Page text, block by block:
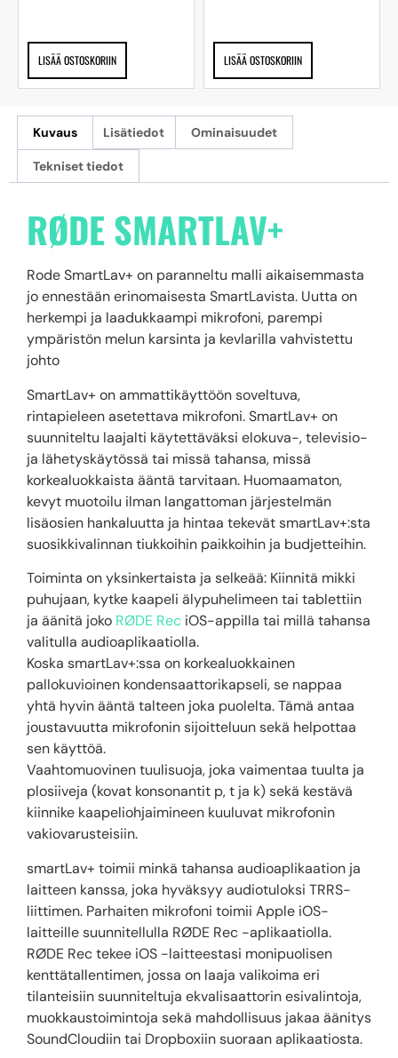
LISÄÄ OSTOSKORIIN LISÄÄ OSTOSKORIIN
Kuvaus Lisätiedot Ominaisuudet
Tekniset tiedot
RØDE SMARTLAV+
Rode SmartLav+ on paranneltu malli aikaisemmasta
jo ennestään erinomaisesta SmartLavista. Uutta on
herkempi ja laadukkaampi mikrofoni, parempi
ympäristön melun karsinta ja kevlarilla vahvistettu
johto
SmartLav+ on ammattikäyttöön soveltuva,
rintapieleen asetettava mikrofoni. SmartLav+ on
suunniteltu laajalti käytettäväksi elokuva-, televisio-
ja lähetyskäytössä tai missä tahansa, missä
korkealuokkaista ääntä tarvitaan. Huomaamaton,
kevyt muotoilu ilman langattoman järjestelmän
lisäosien hankaluutta ja hintaa tekevät smartLav+:sta
suosikkivalinnan tiukkoihin paikkoihin ja budjetteihin.
Toiminta on yksinkertaista ja selkeää: Kiinnitä mikki
puhujaan, kytke kaapeli älypuhelimeen tai tablettiin
ja äänitä joko RØDE Rec iOS-appilla tai millä tahansa
valitulla audioaplikaatiolla.
Koska smartLav+:ssa on korkealuokkainen
pallokuvioinen kondensaattorikapseli, se nappaa
yhtä hyvin ääntä talteen joka puolelta. Tämä antaa
joustavuutta mikrofonin sijoitteluun sekä helpottaa
sen käyttöä.
Vaahtomuovinen tuulisuoja, joka vaimentaa tuulta ja
plosiiveja (kovat konsonantit p, t ja k) sekä kestävä
kiinnike kaapeliohjaimineen kuuluvat mikrofonin
vakiovarusteisiin.
smartLav+ toimii minkä tahansa audioaplikaation ja
laitteen kanssa, joka hyväksyy audiotuloksi TRRS-
liittimen. Parhaiten mikrofoni toimii Apple iOS-
laitteille suunnitellulla RØDE Rec -aplikaatiolla.
RØDE Rec tekee iOS -laitteestasi monipuolisen
kenttätallentimen, jossa on laaja valikoima eri
tilanteisiin suunniteltuja ekvalisaattorin esivalintoja,
muokkaustoimintoja sekä mahdollisuus jakaa äänitys
SoundCloudiin tai Dropboxiin suoraan aplikaatiosta.